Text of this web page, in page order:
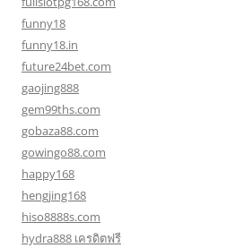
funny18
funny18.in
future24bet.com
gaojing888
gem99ths.com
gobaza88.com
gowingo88.com
happy168
hengjing168
hiso8888s.com
hydra888 เครดิตฟรี